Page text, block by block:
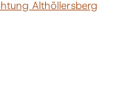
Althöllersberg